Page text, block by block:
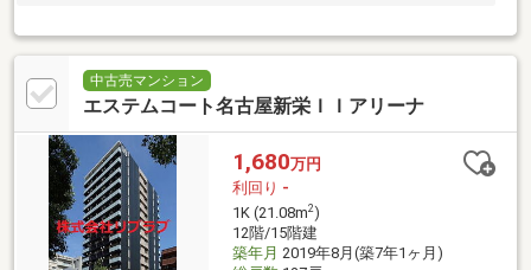
中古売マンション
エステムコート名古屋新栄ＩＩアリーナ
1,680万円
利回り -
1K (21.08m2)
12階/15階建
築年月 2019年8月(築7年1ヶ月)